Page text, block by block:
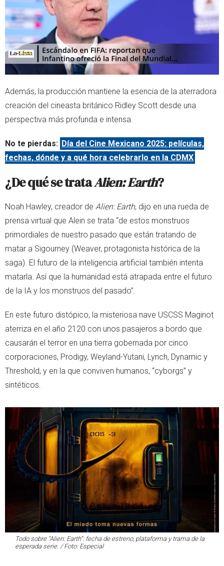
Además, la producción mantiene la esencia de la aterradora
creación del cineasta británico Ridley Scott desde una
perspectiva más profunda e intensa.
No te pierdas: Día del Cine Mexicano 2025: películas,
fechas, dónde y a qué hora celebrarlo en la CDMX
¿De qué se trataAlien: Earth?
Noah Hawley, creador de Alien: Earth, dijo en una rueda de
prensa virtual que Alein se trata “de estos monstruos
primordiales de nuestro pasado que están tratando de
matar a Sigourney (Weaver, protagonista histórica de la
saga). El futuro de la inteligencia artificial también intenta
matarla. Así que la humanidad está atrapada entre el futuro
de la IA y los monstruos del pasado”.
En este futuro distópico, la misteriosa nave USCSS Maginot
aterriza en el año 2120 con unos pasajeros a bordo que
causarán el terror en una tierra gobernada por cinco
corporaciones, Prodigy, Weyland-Yutani, Lynch, Dynamic y
Threshold, y en la que conviven humanos, “cyborgs” y
sintéticos.
Todo sobre “Alien: Earth”: fecha de estreno, plataforma y trama de la
esperada serie. / Foto: Especial